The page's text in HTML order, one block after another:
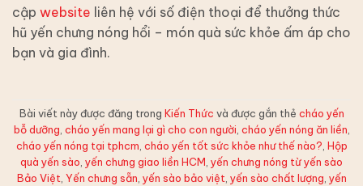
cập website liên hệ với số điện thoại để thưởng thức
hũ yến chưng nóng hổi – món quà sức khỏe ấm áp cho
bạn và gia đình.
Bài viết này được đăng trong Kiến Thức và được gắn thẻ cháo yến
bỗ dưỡng, cháo yến mang lại gì cho con người, cháo yến nóng ăn liền,
cháo yến nóng tại tphcm, cháo yến tốt sức khỏe như thế nào?, Hộp
quà yến sào, yến chưng giao liền HCM, yến chưng nóng từ yến sào
Bảo Việt, Yến chưng sẵn, yến sào bảo việt, yến sào chất lượng, yến